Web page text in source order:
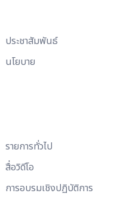
ประชาสัมพันธ์
นโยบาย
รายการทั่วไป
สื่อวิดีโอ
การอบรมเชิงปฏิบัติการ